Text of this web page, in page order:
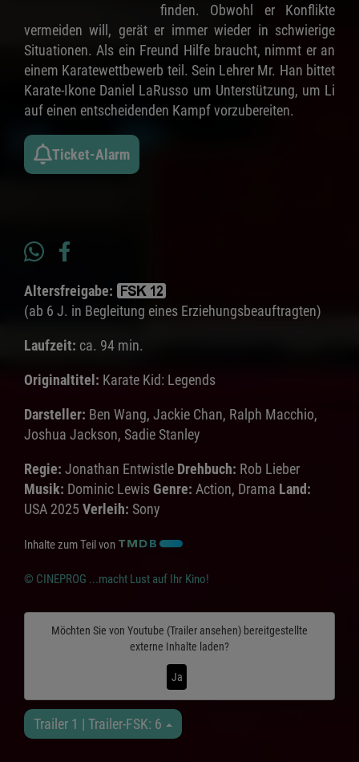
finden. Obwohl er Konflikte
vermeiden will, gerät er immer wieder in schwierige
Situationen. Als ein Freund Hilfe braucht, nimmt er an
einem Karatewettbewerb teil. Sein Lehrer Mr. Han bittet
Karate-Ikone Daniel LaRusso um Unterstützung, um Li
auf einen entscheidenden Kampf vorzubereiten.
Ticket-Alarm
Altersfreigabe:
(ab 6 J. in Begleitung eines Erziehungsbeauftragten)
Laufzeit: ca. 94 min.
Originaltitel: Karate Kid: Legends
Darsteller: Ben Wang, Jackie Chan, Ralph Macchio,
Joshua Jackson, Sadie Stanley
Regie: Jonathan Entwistle Drehbuch: Rob Lieber
Musik: Dominic Lewis Genre: Action, Drama Land:
USA 2025 Verleih: Sony
Inhalte zum Teil von
© CINEPROG ...macht Lust auf Ihr Kino!
Möchten Sie von Youtube (Trailer ansehen) bereitgestellte
externe Inhalte laden?
Ja
Trailer 1 | Trailer-FSK: 6